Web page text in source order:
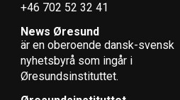
+46 702 52 32 41
News Øresund
är en oberoende dansk-svensk
nyhets­byrå som ingår i
Øresundsinstituttet.